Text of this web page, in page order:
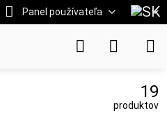
Panel používateľa
19
produktov